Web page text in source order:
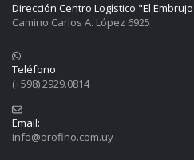
Dirección Centro Logístico "El
Camino Carlos A. López 6925
Teléfono:
(+598) 2929.0814
Email:
info@orofino.com.uy